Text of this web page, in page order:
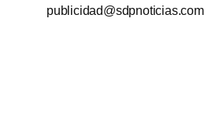
publicidad@sdpnoticias.com